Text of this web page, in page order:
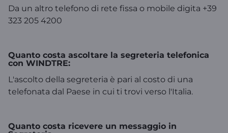
Da un altro telefono di rete fissa o mobile digita +39
323 205 4200
Quanto costa ascoltare la segreteria telefonica
con WINDTRE:
L'ascolto della segreteria è pari al costo di una
telefonata dal Paese in cui ti trovi verso l'Italia.
Quanto costa ricevere un messaggio in